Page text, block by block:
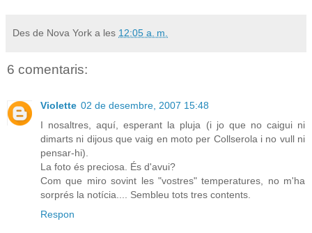
Des de Nova York a les 12:05 a. m.
6 comentaris:
Violette 02 de desembre, 2007 15:48
I nosaltres, aquí, esperant la pluja (i jo que no caigui ni
dimarts ni dijous que vaig en moto per Collserola i no vull ni
pensar-hi).
La foto és preciosa. És d'avui?
Com que miro sovint les "vostres" temperatures, no m'ha
sorprés la notícia.... Sembleu tots tres contents.
Respon